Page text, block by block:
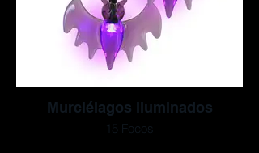
Murciélagos iluminados
15 Focos